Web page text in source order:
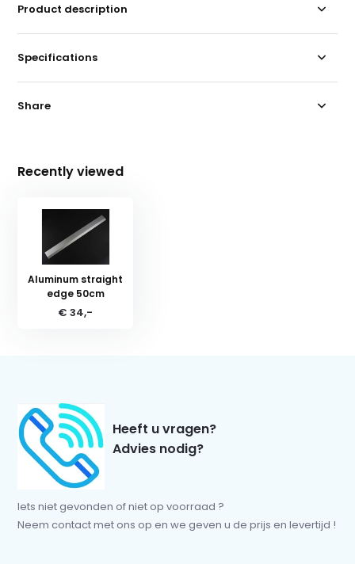
Product description
Specifications
Share
Recently viewed
Aluminum straight
edge 50cm
€ 34,-
Heeft u vragen?
Advies nodig?
Iets niet gevonden of niet op voorraad ?
Neem contact met ons op en we geven u de prijs en levertijd !